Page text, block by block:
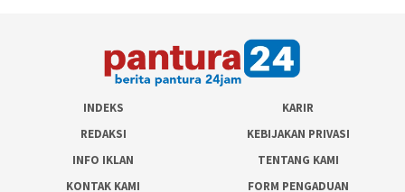
INDEKS
KARIR
REDAKSI
KEBIJAKAN PRIVASI
INFO IKLAN
TENTANG KAMI
KONTAK KAMI
FORM PENGADUAN